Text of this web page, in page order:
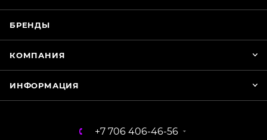
БРЕНДЫ
КОМПАНИЯ
ИНФОРМАЦИЯ
+7 706 406-46-56